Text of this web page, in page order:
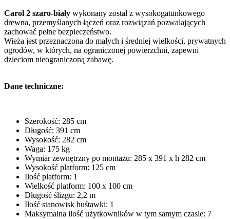
Carol 2 szaro-biały wykonany został z wysokogatunkowego
drewna, przemyślanych łączeń oraz rozwiązań pozwalających
zachować pełne bezpieczeństwo.
Wieża jest przeznaczona do małych i średniej wielkości, prywatnych
ogrodów, w których, na ograniczonej powierzchni, zapewni
dzieciom nieograniczoną zabawę.
Dane techniczne:
Szerokość: 285 cm
Długość: 391 cm
Wysokość: 282 cm
Waga: 175 kg
Wymiar zewnętrzny po montażu: 285 x 391 x h 282 cm
Wysokość platform: 125 cm
Ilość platform: 1
Wielkość platform: 100 x 100 cm
Długość ślizgu: 2,2 m
Ilość stanowisk huśtawki: 1
Maksymalna ilość użytkowników w tym samym czasie: 7